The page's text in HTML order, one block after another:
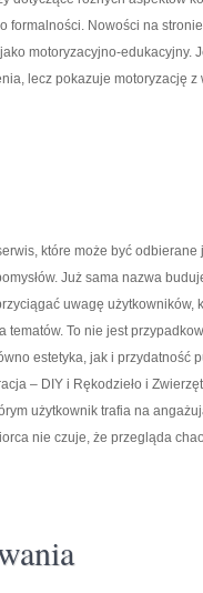
formalności. Nowości na
motoryzacyjno-edukacyjny.
lecz pokazuje motoryzację z
które może być
Już sama nazwa
uwagę użytkowników,
tematów. To nie jest
estetyka, jak i przydatność
– DIY i Rękodzieło i
użytkownik trafia na
nie czuje, że przegląda